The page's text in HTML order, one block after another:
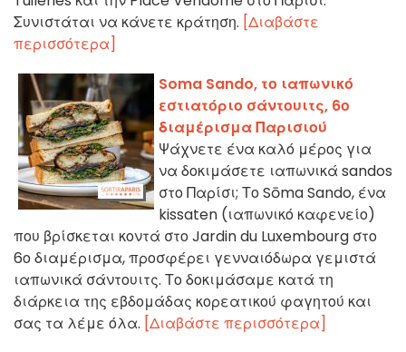
Συνιστάται να κάνετε κράτηση. [Διαβάστε
περισσότερα]
Soma Sando, το ιαπωνικό
εστιατόριο σάντουιτς, 6ο
διαμέρισμα Παρισιού
Ψάχνετε ένα καλό μέρος για
να δοκιμάσετε ιαπωνικά sandos
στο Παρίσι; Το Sōma Sando, ένα
kissaten (ιαπωνικό καφενείο)
που βρίσκεται κοντά στο Jardin du Luxembourg στο
6ο διαμέρισμα, προσφέρει γενναιόδωρα γεμιστά
ιαπωνικά σάντουιτς. Το δοκιμάσαμε κατά τη
διάρκεια της εβδομάδας κορεατικού φαγητού και
σας τα λέμε όλα. [Διαβάστε περισσότερα]